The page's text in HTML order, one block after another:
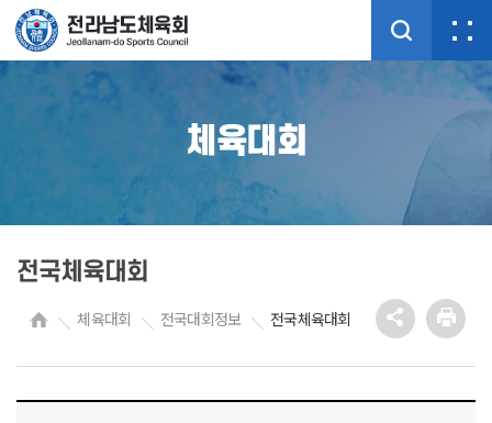
체육대회
전국체육대회
체육대회 전국대회정보 전국체육대회